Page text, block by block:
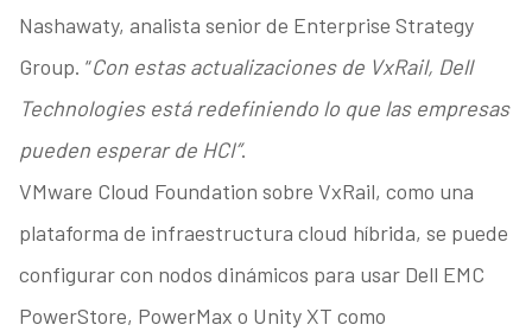
Nashawaty, analista senior de Enterprise Strategy
Group. “Con estas actualizaciones de VxRail, Dell
Technologies está redefiniendo lo que las empresas
pueden esperar de HCI”.
VMware Cloud Foundation sobre VxRail, como una
plataforma de infraestructura cloud híbrida, se puede
configurar con nodos dinámicos para usar Dell EMC
PowerStore, PowerMax o Unity XT como